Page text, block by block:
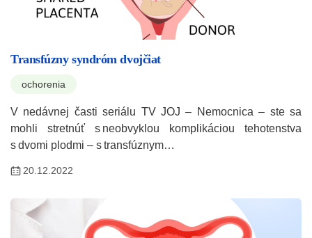
Transfúzny syndróm dvojčiat
ochorenia
V nedávnej časti seriálu TV JOJ – Nemocnica – ste sa
mohli stretnúť s neobvyklou komplikáciou tehotenstva
s dvomi plodmi – s transfúznym…
20.12.2022